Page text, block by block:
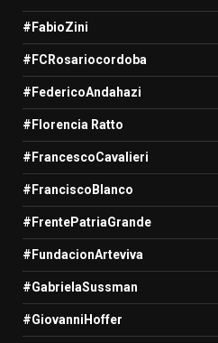
#FabioZini
#FCRosariocordoba
#FedericoAndahazi
#Florencia Ratto
#FrancescoCavalieri
#FranciscoBlanco
#FrentePatriaGrande
#FundacionArteviva
#GabrielaSussman
#GiovanniHoffer